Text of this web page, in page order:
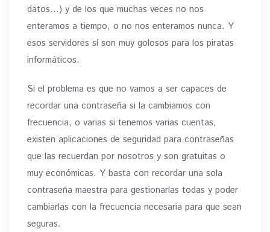
datos…) y de los que muchas veces no nos
enteramos a tiempo, o no nos enteramos nunca. Y
esos servidores sí son muy golosos para los piratas
informáticos.
Si el problema es que no vamos a ser capaces de
recordar una contraseña si la cambiamos con
frecuencia, o varias si tenemos varias cuentas,
existen aplicaciones de seguridad para contraseñas
que las recuerdan por nosotros y son gratuitas o
muy económicas. Y basta con recordar una sola
contraseña maestra para gestionarlas todas y poder
cambiarlas con la frecuencia necesaria para que sean
seguras.